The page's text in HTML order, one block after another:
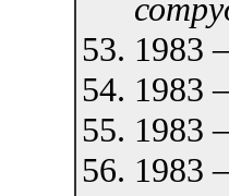
1983
1983
1983
1983